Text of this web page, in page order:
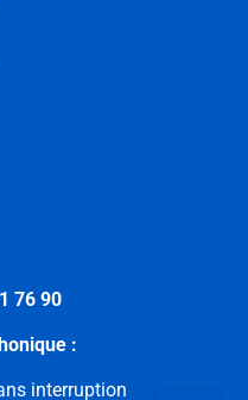
76 90
:
interruption